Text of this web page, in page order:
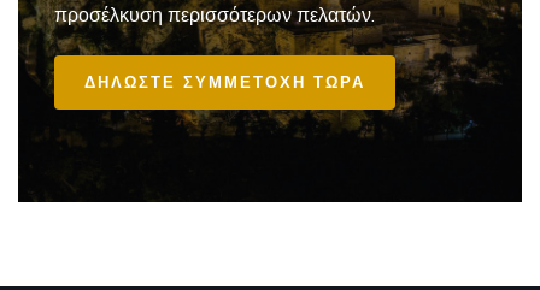
προσέλκυση περισσότερων πελατών.
ΔΗΛΩΣΤΕ ΣΥΜΜΕΤΟΧΗ ΤΩΡΑ